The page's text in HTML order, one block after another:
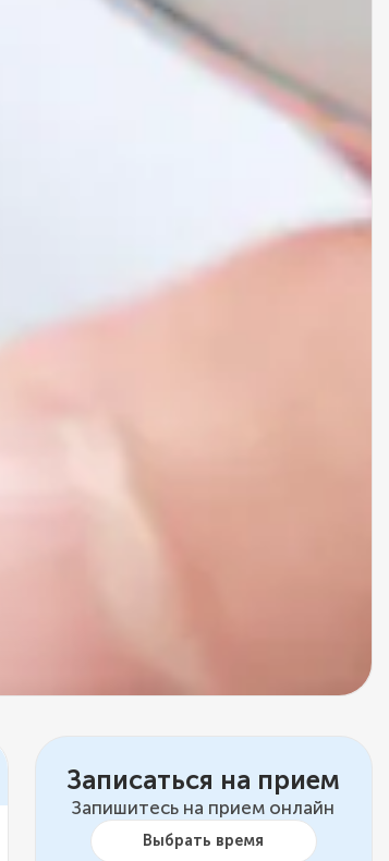
Записаться на прием
Запишитесь на прием онлайн
Выбрать время